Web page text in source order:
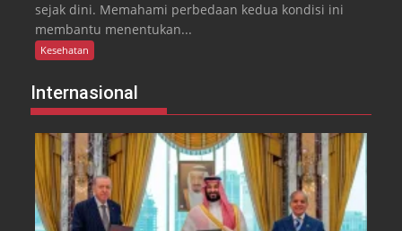
sejak dini. Memahami perbedaan kedua kondisi ini
membantu menentukan...
Kesehatan
Internasional